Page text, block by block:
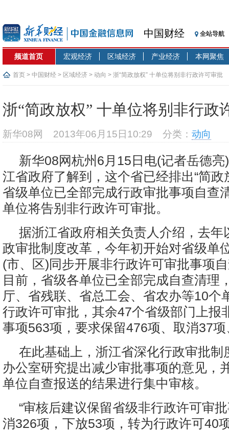
中国财经 全站导航
频道首页 宏观经济 区域经济 产业经济 本网聚焦
首页 > 中国财经 > 区域经济 > 动向 > 浙“简政放权” 十单位将别非行政许可审批
浙“简政放权” 十单位将别非行政
新华08网 2013年06月15日10:29 分类： 动向
新华08网杭州6月15日电(记者岳德
江省政府了解到，这个省已经排出“简政
省级单位已全部完成行政审批事项自查
单位将告别非行政许可审批。
据浙江省政府相关负责人介绍，去年
政审批制度改革，今年初开始对省级单
(市、区)同步开展非行政许可审批事项
目前，省级各单位已全部完成自查清理
厅、省残联、省总工会、省农办等10个
行政许可审批，其余47个省级部门上报
事项563项，要求保留476项、取消37
在此基础上，浙江省深化行政审批制
办公室研究提出减少审批事项的意见，
单位自查报送的结果进行集中审核。
“审核后建议保留省级非行政许可审
消326项，下放53项，转为行政许可40